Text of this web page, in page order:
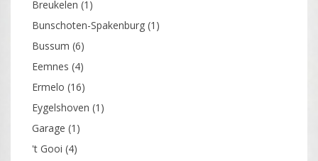
Breukelen (1)
Bunschoten-Spakenburg (1)
Bussum (6)
Eemnes (4)
Ermelo (16)
Eygelshoven (1)
Garage (1)
't Gooi (4)